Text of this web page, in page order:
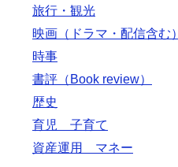
旅行・観光
映画（ドラマ・配信含む）
時事
書評（Book review）
歴史
育児 子育て
資産運用 マネー